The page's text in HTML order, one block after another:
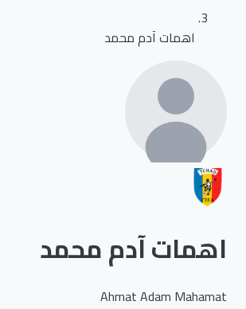
اهمات آدم محمد
اهمات آدم محمد
Ahmat Adam Mahamat